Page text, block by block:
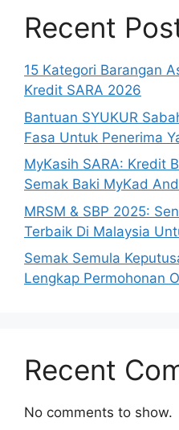
Recent
15 Kategori Barangan
Kredit SARA 2026
Bantuan SYUKUR
Fasa Untuk Penerima
MyKasih SARA: Kredit
Semak Baki MyKad
MRSM & SBP 2025:
Terbaik Di Malaysia
Semak Semula
Lengkap Permohonan
Recent
No comments to show.